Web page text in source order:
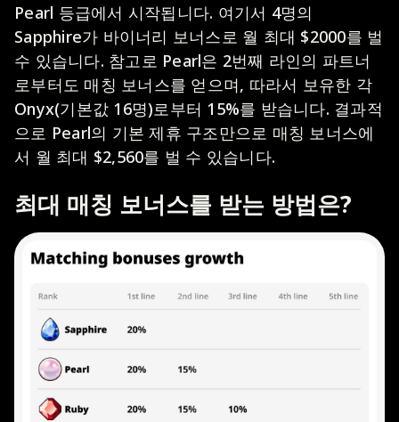
Pearl 등급에서 시작됩니다. 여기서 4명의
Sapphire가 바이너리 보너스로 월 최대 $2000를 벌
수 있습니다. 참고로 Pearl은 2번째 라인의 파트너
로부터도 매칭 보너스를 얻으며, 따라서 보유한 각
Onyx(기본값 16명)로부터 15%를 받습니다. 결과적
으로 Pearl의 기본 제휴 구조만으로 매칭 보너스에
서 월 최대 $2,560를 벌 수 있습니다.
최대 매칭 보너스를 받는 방법은?